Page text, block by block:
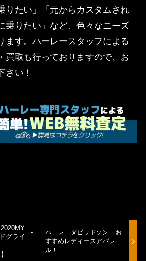
りたい」「元からカスタムされ
乗りたい」など、色々なニーズ
ます。ハーレースタッフによる
買取も行っておりますので、お
さい！
2020MY
グライ
ハーレーダビッドソン お
すすめレディースアパレ
ル！